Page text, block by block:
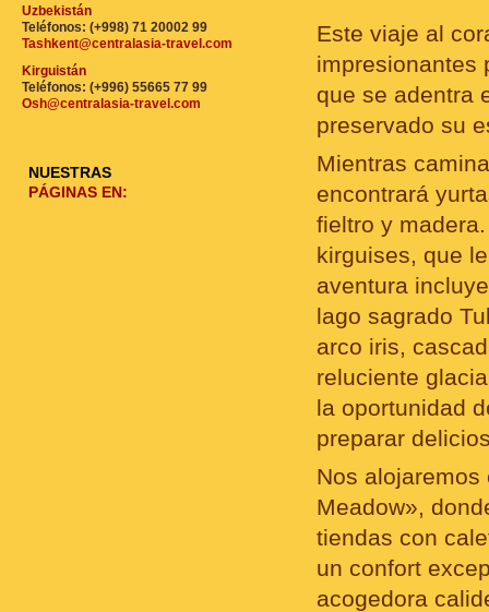
Este viaje al
impresionantes
que se adentra
preservado su
Mientras
encontrará
fieltro y
kirguises, que
aventura
lago sagrado
arco iris,
reluciente
la oportunidad
preparar
Nos
Meadow»,
tiendas con
un confort
acogedora
Uzbekistán
Teléfonos: (+998) 71 20002 99
Tashkent@centralasia-travel.com
Kirguistán
Teléfonos: (+996) 55665 77 99
Osh@centralasia-travel.com
NUESTRAS
PÁGINAS EN: